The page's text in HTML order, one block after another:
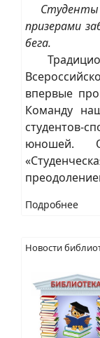
призерами
бега.
впервые
Команду
юношей.
Подробнее
Новости